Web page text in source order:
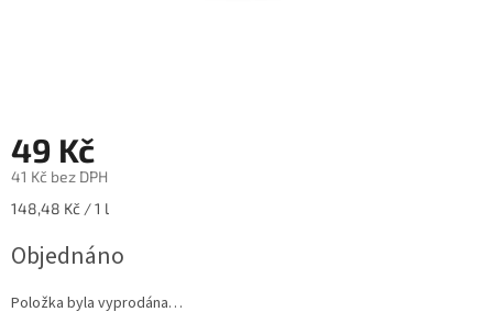
49 Kč
41 Kč bez DPH
Měrná
148,48 Kč / 1 l
Objednáno
Položka byla vyprodána…